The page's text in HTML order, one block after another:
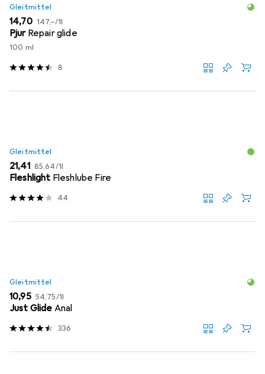
Gleitmittel
EUR
14,70 EUR
147,–/1l
Pjur Repair glide
100 ml
8
Gleitmittel
EUR
21,41 EUR
85,64/1l
Fleshlight Fleshlube Fire
44
Gleitmittel
EUR
10,95 EUR
54,75/1l
Just Glide Anal
336